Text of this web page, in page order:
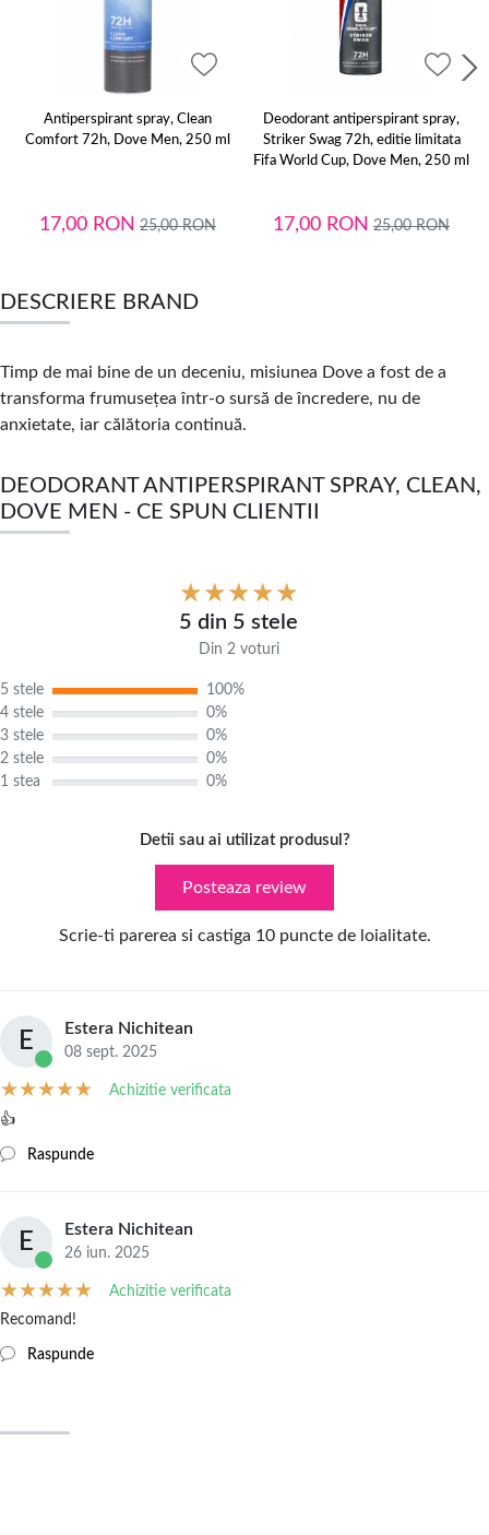
Antiperspirant spray, Clean
Comfort 72h, Dove Men, 250 ml
17,00 RON 25,00RON
Deodorant antiperspirant spray,
Striker Swag 72h, editie limitata
Fifa World Cup, Dove Men, 250 ml
17,00 RON 25,00RON
DESCRIERE BRAND
Timp de mai bine de un deceniu, misiunea Dove a fost de a
transforma frumusețea într-o sursă de încredere, nu de
anxietate, iar călătoria continuă.
DEODORANT ANTIPERSPIRANT SPRAY, CLEAN,
DOVE MEN - CE SPUN CLIENTII
5 din 5 stele
Din 2 voturi
5 stele
100%
4 stele
0%
3 stele
0%
2 stele
0%
1 stea
0%
Detii sau ai utilizat produsul?
Posteaza review
Scrie-ti parerea si castiga 10 puncte de loialitate.
E Estera Nichitean
08 sept. 2025
Achizitie verificata
👍
Raspunde
E Estera Nichitean
26 iun. 2025
Achizitie verificata
Recomand!
Raspunde